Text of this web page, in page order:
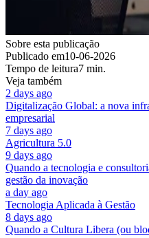
Sobre esta publicação
Publicado em10-06-2026
Tempo de leitura7 min.
Veja também
2 days ago
Digitalização Global: a nova
empresarial
7 days ago
Agricultura 5.0
9 days ago
Quando a tecnologia e
gestão da inovação
a day ago
Tecnologia Aplicada à Gestão
8 days ago
Quando a Cultura Libera (ou